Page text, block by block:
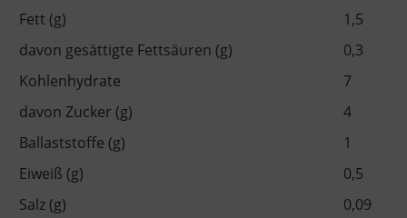
Fett (g)
1,5
davon gesättigte Fettsäuren (g)
0,3
Kohlenhydrate
7
davon Zucker (g)
4
Ballaststoffe (g)
1
Eiweiß (g)
0,5
Salz (g)
0,09